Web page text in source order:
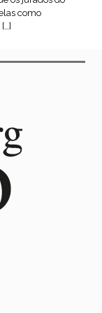
como
leia mais